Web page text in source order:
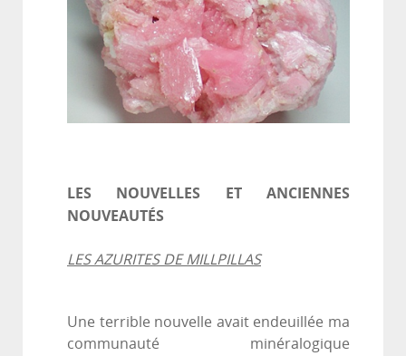
LES NOUVELLES ET ANCIENNES
NOUVEAUTÉS
LES AZURITES DE MILLPILLAS
Une terrible nouvelle avait endeuillée ma
communauté minéralogique